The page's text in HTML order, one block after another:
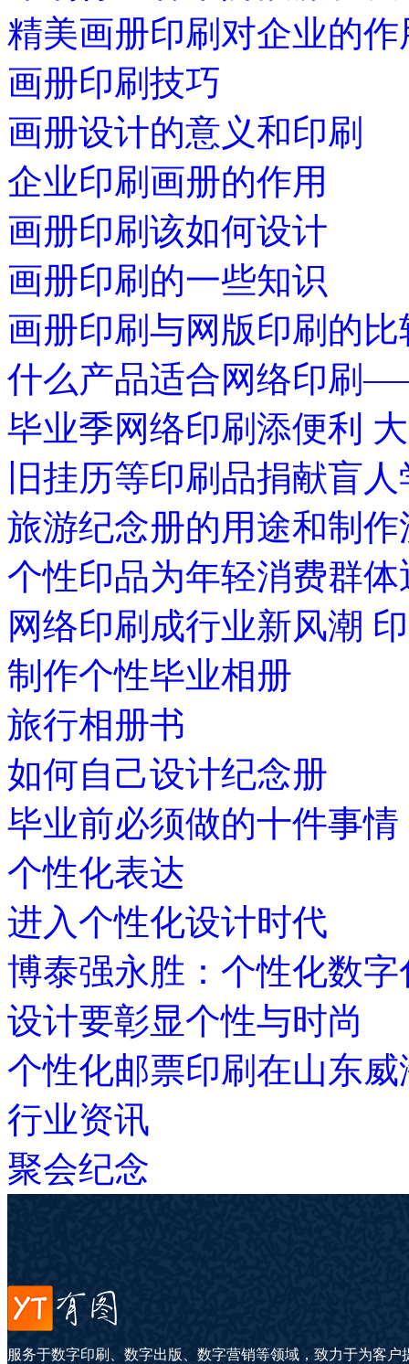
精美画册印刷对企业的作
画册印刷技巧
画册设计的意义和印刷
企业印刷画册的作用
画册印刷该如何设计
画册印刷的一些知识
画册印刷与网版印刷的比
什么产品适合网络印刷
毕业季网络印刷添便利
旧挂历等印刷品捐献盲
旅游纪念册的用途和制作
个性印品为年轻消费群
网络印刷成行业新风潮
制作个性毕业相册
旅行相册书
如何自己设计纪念册
毕业前必须做的十件事情
个性化表达
进入个性化设计时代
博泰强永胜：个性化数
设计要彰显个性与时尚
个性化邮票印刷在山东
行业资讯
聚会纪念
服务于数字印刷、数字出版、数字营销等领域，致力于为客